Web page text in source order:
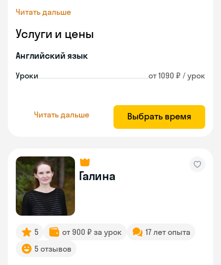
Читать дальше
Услуги и цены
Английский язык
Уроки от 1090 ₽ / урок
Читать дальше Выбрать время
Галина
5 от 900 ₽ за урок
17 лет опыта
5 отзывов